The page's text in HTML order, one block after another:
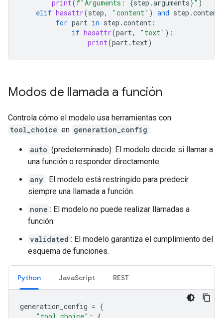
print( f"Arguments: {step .arguments}" )
elif hasattr(step, "content" ) and step .content
for part in step .content :
if hasattr(part, "text" ):
print(part. text)
Modos de llamada a función
Controla cómo el modelo usa herramientas con
tool_choice en generation_config :
auto (predeterminado): El modelo decide si llamar a
una función o responder directamente.
any : El modelo está restringido para predecir
siempre una llamada a función.
none : El modelo no puede realizar llamadas a
función.
validated : El modelo garantiza el cumplimiento del
esquema de funciones.
Python JavaScript REST
generation_config = {